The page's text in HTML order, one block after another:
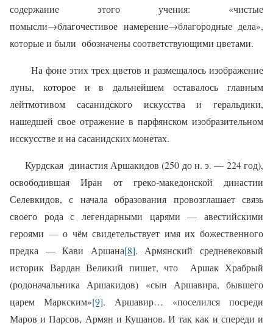
содержание этого учения: «чистые
помысли→благочестивое намерение→благородные дела»,
которые и были обозначены соответствующими цветами.
На фоне этих трех цветов и размещалось изображение
луны, которое и в дальнейшем оставалось главным
лейтмотивом сасанидского искусства и геральдики,
нашедшей свое отражение в парфянском изобразительном
исскусстве и на сасанидских монетах.
Курдская династия Аршакидов (250 до н. э. — 224 год),
освободившая Иран от греко-македонской династии
Селевкидов, с начала образования провозглашает связь
своего рода с легендарными царями — авестийскими
героями — о чём свидетельствует имя их божественного
предка — Кави Аршана[8]. Армянский средневековый
историк Вардан Великий пишет, что
Аршак Храбрый
(родоначальника Аршакидов) «сын Аршавира, бывшего
царем Маркским»[9]. Аршавир… «поселился посреди
Маров и Парсов, Армян и Кушанов. И так как и спереди и